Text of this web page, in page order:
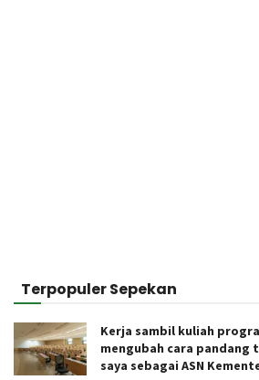
Terpopuler Sepekan
Kerja sambil kuliah
mengubah cara pandang
saya sebagai ASN